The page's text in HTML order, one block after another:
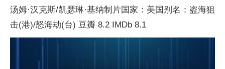
汤姆·汉克斯/凯瑟琳·基纳制片国家：美国别名：盗海狙
击(港)/怒海劫(台) 豆瓣 8.2 IMDb 8.1